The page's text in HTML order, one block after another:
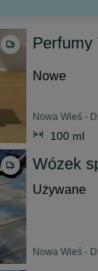
Perfumy
Nowe
Nowa Wieś -
100 ml
Wózek
Używane
Nowa Wieś -